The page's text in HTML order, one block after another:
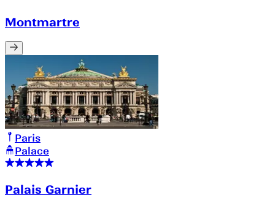
Montmartre
Paris
Palace
Palais Garnier